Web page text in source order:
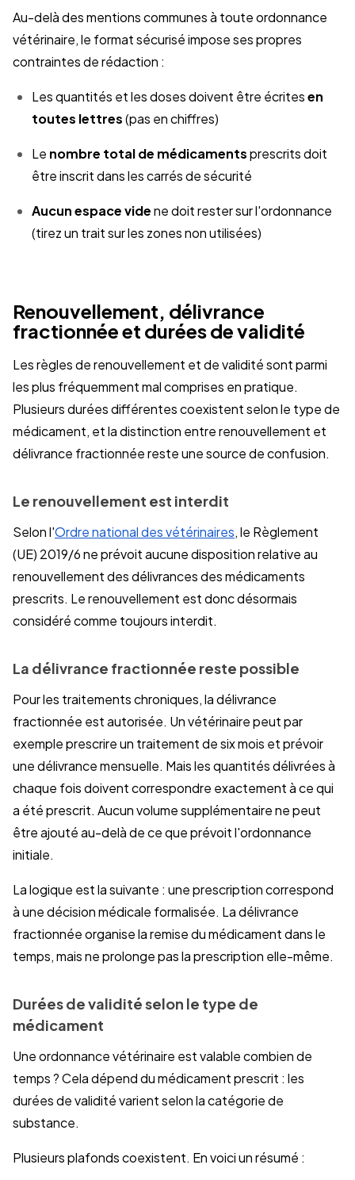
Au-delà des mentions communes à toute ordonnance
vétérinaire, le format sécurisé impose ses propres
contraintes de rédaction :
Les quantités et les doses doivent être écritesen
toutes lettres(pas en chiffres)
Le nombre total de médicamentsprescrits doit
être inscrit dans les carrés de sécurité
Aucun espace videne doit rester sur l'ordonnance
(tirez un trait sur les zones non utilisées)
Renouvellement, délivrance
fractionnée et durées de validité
Les règles de renouvellement et de validité sont parmi
les plus fréquemment mal comprises en pratique.
Plusieurs durées différentes coexistent selon le type de
médicament, et la distinction entre renouvellement et
délivrance fractionnée reste une source de confusion.
Le renouvellement est interdit
Selon l'Ordre national des vétérinaires, le Règlement
(UE) 2019/6 ne prévoit aucune disposition relative au
renouvellement des délivrances des médicaments
prescrits. Le renouvellement est donc désormais
considéré comme toujours interdit.
La délivrance fractionnée reste possible
Pour les traitements chroniques, la délivrance
fractionnée est autorisée. Un vétérinaire peut par
exemple prescrire un traitement de six mois et prévoir
une délivrance mensuelle. Mais les quantités délivrées à
chaque fois doivent correspondre exactement à ce qui
a été prescrit. Aucun volume supplémentaire ne peut
être ajouté au-delà de ce que prévoit l'ordonnance
initiale.
La logique est la suivante : une prescription correspond
à une décision médicale formalisée. La délivrance
fractionnée organise la remise du médicament dans le
temps, mais ne prolonge pas la prescription elle-même.
Durées de validité selon le type de
médicament
Une ordonnance vétérinaire est valable combien de
temps ? Cela dépend du médicament prescrit : les
durées de validité varient selon la catégorie de
substance.
Plusieurs plafonds coexistent. En voici un résumé :